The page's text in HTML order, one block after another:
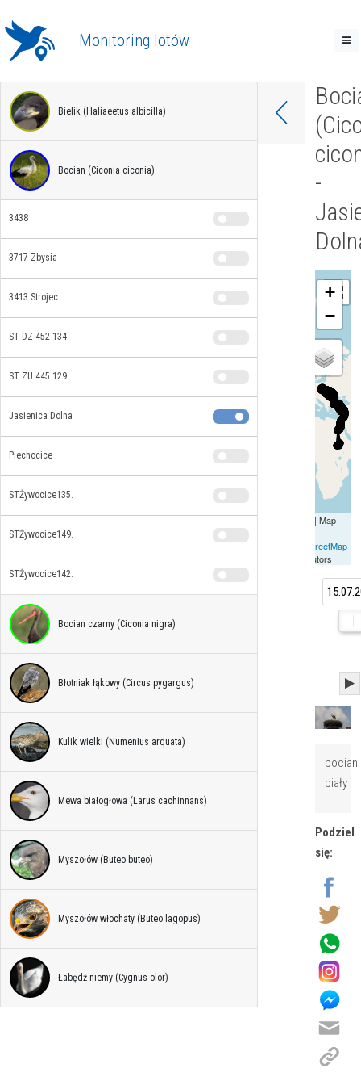
Monitoring lotów
Bielik (Haliaeetus albicilla)
Bocian (Ciconia ciconia)
3438
3717 Zbysia
3413 Strojec
ST DZ 452 134
ST ZU 445 129
Jasienica Dolna
Piechocice
STŻywocice135.
STŻywocice149.
STŻywocice142.
Bocian czarny (Ciconia nigra)
Błotniak łąkowy (Circus pygargus)
Kulik wielki (Numenius arquata)
Mewa białogłowa (Larus cachinnans)
Myszołów (Buteo buteo)
Myszołów włochaty (Buteo lagopus)
Łabędź niemy (Cygnus olor)
-
+
−
| Map
OpenStreetMap
contributors
bocian
biały
Podziel
się: